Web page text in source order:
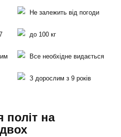
Не залежить від погоди
до 100 кг
Все необхідне видається
З дорослим з 9 років
політ на